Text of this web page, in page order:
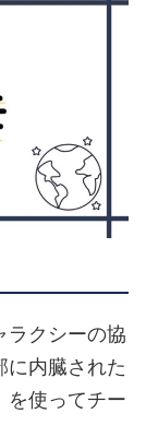
ラクシーの協
に内臓された
を使ってチー